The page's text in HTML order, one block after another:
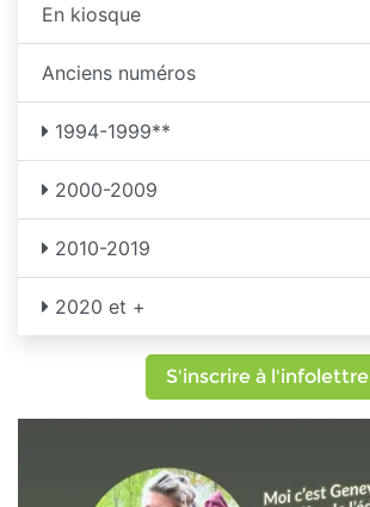
En kiosque
Anciens numéros
1994-1999**
2000-2009
2010-2019
2020 et +
S'inscrire à l'infolettre